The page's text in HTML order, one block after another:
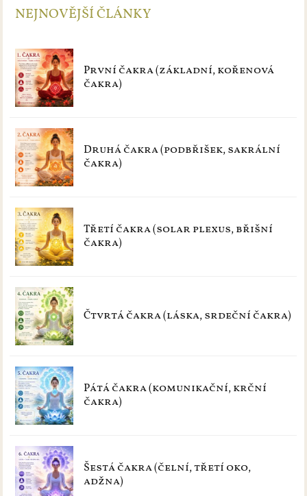
NEJNOVĚJŠÍ ČLÁNKY
První čakra (základní, kořenová
čakra)
Druhá čakra (podbřišek, sakrální
čakra)
Třetí čakra (solar plexus, břišní
čakra)
Čtvrtá čakra (láska, srdeční čakra)
Pátá čakra (komunikační, krční
čakra)
Šestá čakra (čelní, třetí oko,
adžna)